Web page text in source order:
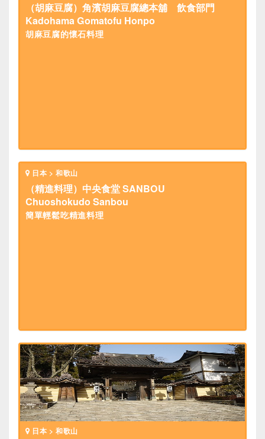
（胡麻豆腐）角濱胡麻豆腐總本舖 飲食部門
Kadohama Gomatofu Honpo
胡麻豆腐的懷石料理
日本 > 和歌山
（精進料理）中央食堂 SANBOU
Chuoshokudo Sanbou
簡單輕鬆吃精進料理
日本 > 和歌山